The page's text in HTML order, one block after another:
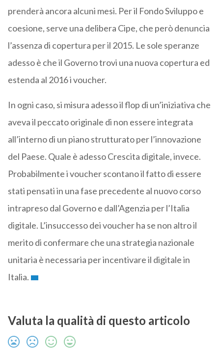
prenderà ancora alcuni mesi. Per il Fondo Sviluppo e
coesione, serve una delibera Cipe, che però denuncia
l’assenza di copertura per il 2015. Le sole speranze
adesso è che il Governo trovi una nuova copertura ed
estenda al 2016 i voucher.
In ogni caso, si misura adesso il flop di un’iniziativa che
aveva il peccato originale di non essere integrata
all’interno di un piano strutturato per l’innovazione
del Paese. Quale è adesso Crescita digitale, invece.
Probabilmente i voucher scontano il fatto di essere
stati pensati in una fase precedente al nuovo corso
intrapreso dal Governo e dall’Agenzia per l’Italia
digitale. L’insuccesso dei voucher ha se non altro il
merito di confermare che una strategia nazionale
unitaria è necessaria per incentivare il digitale in
Italia.
Valuta la qualità di questo articolo